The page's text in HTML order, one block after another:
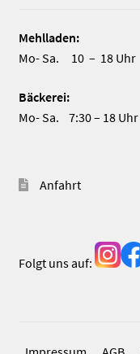
Mehlladen:
Mo- Sa. 10 – 18 Uhr
Bäckerei:
Mo- Sa. 7:30 – 18 Uhr
Anfahrt
Folgt uns auf: